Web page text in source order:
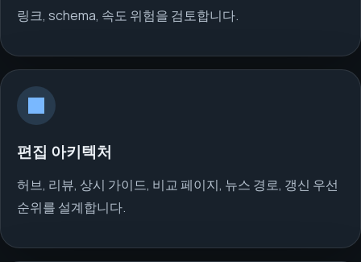
링크, schema, 속도 위험을 검토합니다.
편집 아키텍처
허브, 리뷰, 상시 가이드, 비교 페이지, 뉴스 경로, 갱신 우선
순위를 설계합니다.